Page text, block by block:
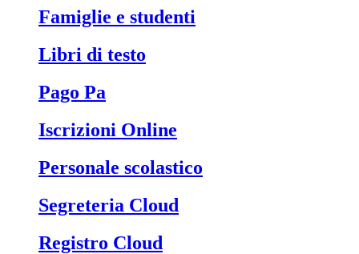
Famiglie e studenti
Libri di testo
Pago Pa
Iscrizioni Online
Personale scolastico
Segreteria Cloud
Registro Cloud